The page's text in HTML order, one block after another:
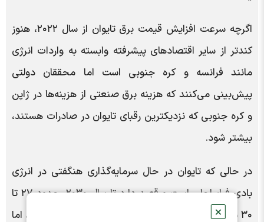
✕
اگرچه سرعت افزایش قیمت برق تایوان از سال ۲۰۲۲، هنوز
کندتر از سایر اقتصادهای پیشرفته وابسته به واردات انرژی
مانند فرانسه و کره جنوبی است اما محققان دولتی
پیش‌بینی می‌کنند که هزینه برق صنعتی از هزینه‌ها در ژاپن
و کره جنوبی که نزدیکترین رقبای تایوان در صادرات هستند،
بیشتر شود.
در حالی که تایوان در حال سرمایه‌گذاری هنگفتی در انرژی
بادی فراساحلی است و قصد دارد تا سال ۲۰۳۰، حدود ۲۷ تا
۳۰ درصد برق خود را از انرژی های تجدیدپذیر تولید کند، اما